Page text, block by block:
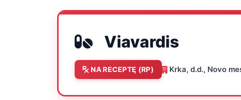
Viavardis
NA RECEPTĘ (RP) Krka, d.d., Novo